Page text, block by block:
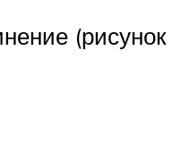
(рисунок